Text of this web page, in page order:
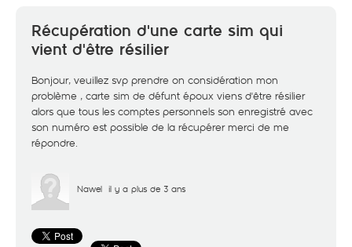
Récupération d'une carte sim qui
vient d'être résilier
Bonjour, veuillez svp prendre on considération mon
problème , carte sim de défunt époux viens d'être résilier
alors que tous les comptes personnels son enregistré avec
son numéro est possible de la récupérer merci de me
répondre.
Nawel il y a plus de 3 ans